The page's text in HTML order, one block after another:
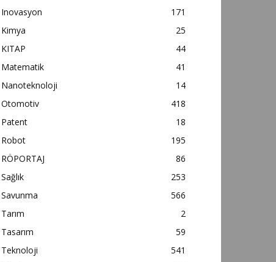
Inovasyon
171
Kimya
25
KITAP
44
Matematik
41
Nanoteknoloji
14
Otomotiv
418
Patent
18
Robot
195
RÖPORTAJ
86
Sağlık
253
Savunma
566
Tarım
2
Tasarım
59
Teknoloji
541